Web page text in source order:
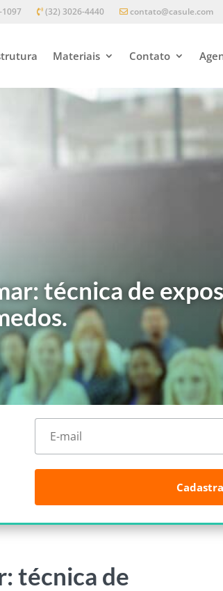
(32) 3026-4440 contato@casule.com
Materiais Contato
técnica de
técnica de